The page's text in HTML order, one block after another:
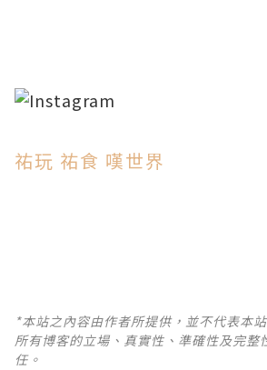
祐玩 祐食 嘆世界
*本站之內容由作者所提供，並不代表本
所有博客的立場、真實性、準確性及完整
任。